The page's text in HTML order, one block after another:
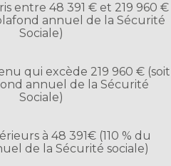
entre 48 391 € et 219 960 €
annuel de la Sécurité
Sociale)
qui excède 219 960 € (soit
annuel de la Sécurité
Sociale)
à 48 391€ (110 % du
de la Sécurité sociale)